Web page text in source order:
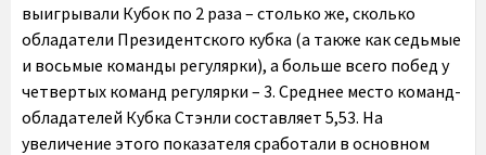
выигрывали Кубок по 2 раза – столько же, сколько
обладатели Президентского кубка (а также как седьмые
и восьмые команды регулярки), а больше всего побед у
четвертых команд регулярки – 3. Среднее место команд-
обладателей Кубка Стэнли составляет 5,53. На
увеличение этого показателя сработали в основном